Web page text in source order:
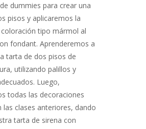
dummies para crear una
pisos y aplicaremos la
tipo mármol al
fondant. Aprenderemos a
tarta de dos pisos de
utilizando palillos y
Luego,
todas las decoraciones
las clases anteriores, dando
tarta de sirena con